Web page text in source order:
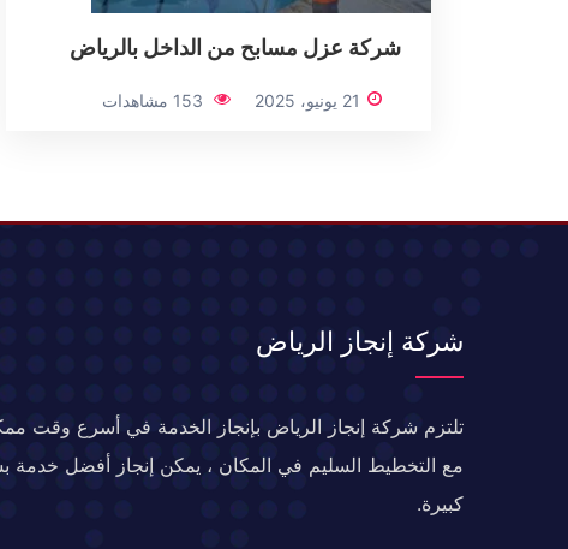
شركة عزل مسابح من الداخل بالرياض
21 يونيو، 2025 153 مشاهدات
شركة إنجاز الرياض
تلتزم شركة إنجاز الرياض بإنجاز الخدمة في أسرع وقت
مع التخطيط السليم في المكان ، يمكن إنجاز أفضل خدمة
كبيرة.